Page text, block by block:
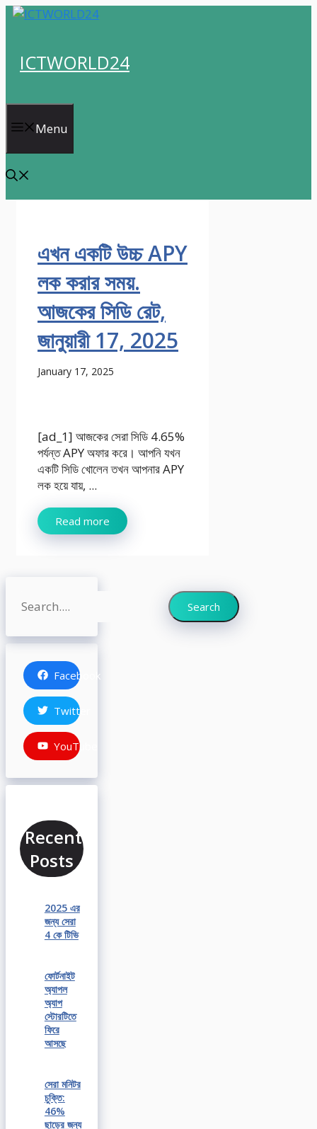
Skip
ICTWORLD24
Menu
এখন একটি উচ্চ APY
লক করার সময়.
আজকের সিডি রেট,
জানুয়ারী 17, 2025
January 17, 2025
[ad_1] আজকের সেরা সিডি 4.65%
পর্যন্ত APY অফার করে। আপনি যখন
একটি সিডি খোলেন তখন আপনার APY
লক হয়ে যায়, ...
Read more
Search Search
Facebook
Twitter
YouTube
Recent
Posts
2025 এর
জন্য সেরা
4 কে টিভি
ফোর্টনাইট
অ্যাপল
অ্যাপ
স্টোরটিতে
ফিরে
আসছে
সেরা মনিটর
চুক্তি:
46%
ছাড়ের জন্য